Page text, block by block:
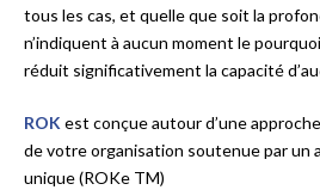
tous les cas, et quelle que soit la
n’indiquent à aucun moment le
réduit significativement la capacité
ROK est conçue autour d’une
de votre organisation soutenue par un
unique (ROKe TM)